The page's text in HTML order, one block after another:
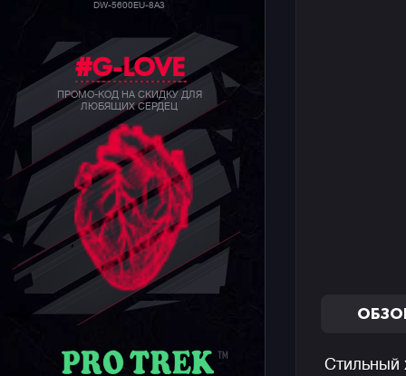
GW-B5600BC-1B
#G-LOVE
ПРОМО-КОД НА СКИДКУ ДЛЯ
ЛЮБЯЩИХ СЕРДЕЦ
Стильный